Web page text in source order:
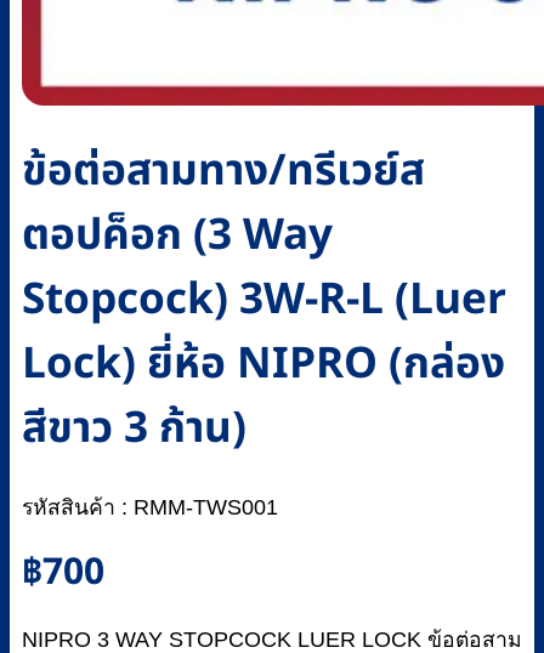
ข้อต่อสามทาง/ทรีเวย์ส
ตอปค็อก (3 Way
Stopcock) 3W-R-L (Luer
Lock) ยี่ห้อ NIPRO (กล่อง
สีขาว 3 ก้าน)
รหัสสินค้า : RMM-TWS001
฿700
NIPRO 3 WAY STOPCOCK LUER LOCK ข้อต่อสาม